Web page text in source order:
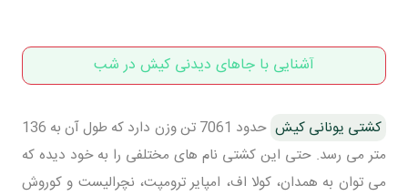
آشنایی با جاهای دیدنی کیش در شب
کشتی یونانی کیش
حدود 7061 تن وزن دارد که طول آن به 136
متر می رسد. حتی این کشتی نام های مختلفی را به خود دیده که
می توان به همدان، کولا اف، امپایر ترومپت، نچرالیست و کوروش